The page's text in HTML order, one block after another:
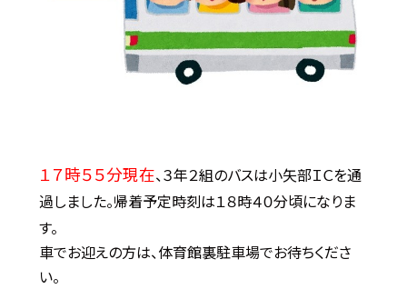
１７時５５分現在、３年２組のバスは小矢部ＩＣを通
過しました。帰着予定時刻は１８時４０分頃になりま
す。
車でお迎えの方は、体育館裏駐車場でお待ちくださ
い。